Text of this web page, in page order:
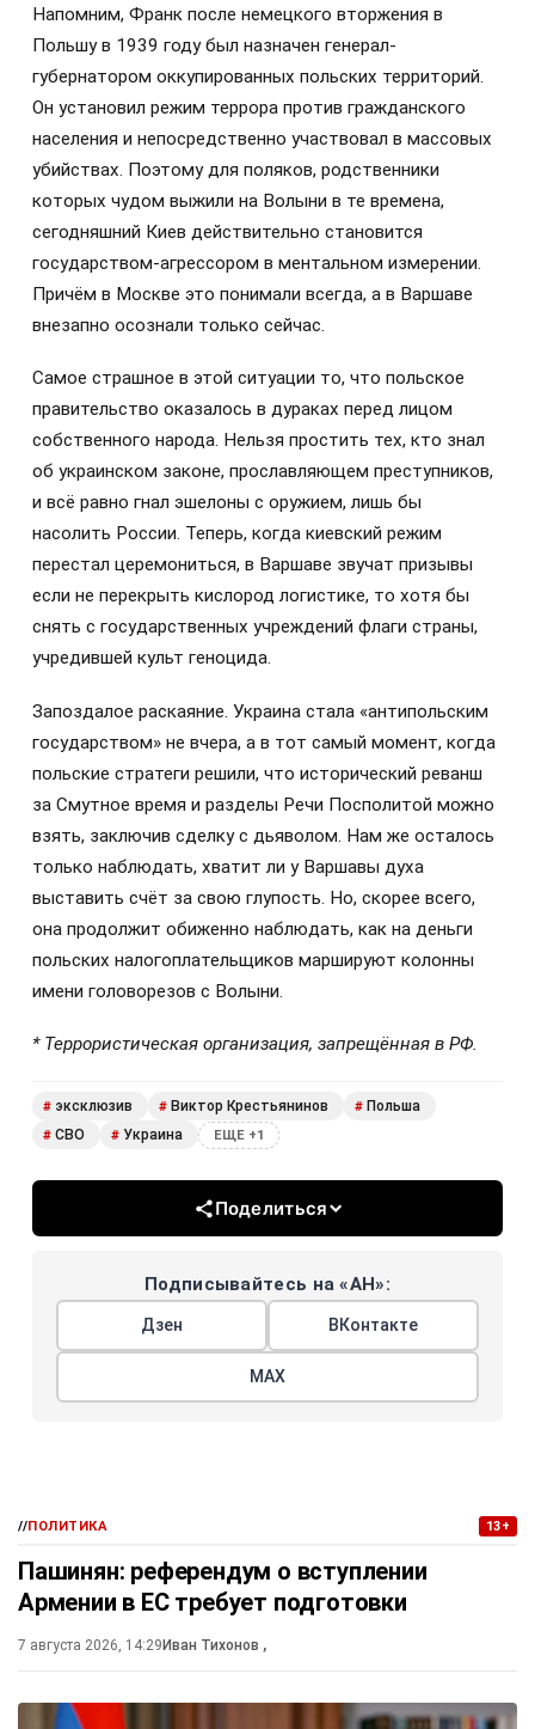
Напомним, Франк после немецкого вторжения в
Польшу в 1939 году был назначен генерал-
губернатором оккупированных польских территорий.
Он установил режим террора против гражданского
населения и непосредственно участвовал в массовых
убийствах. Поэтому для поляков, родственники
которых чудом выжили на Волыни в те времена,
сегодняшний Киев действительно становится
государством-агрессором в ментальном измерении.
Причём в Москве это понимали всегда, а в Варшаве
внезапно осознали только сейчас.
Самое страшное в этой ситуации то, что польское
правительство оказалось в дураках перед лицом
собственного народа. Нельзя простить тех, кто знал
об украинском законе, прославляющем преступников,
и всё равно гнал эшелоны с оружием, лишь бы
насолить России. Теперь, когда киевский режим
перестал церемониться, в Варшаве звучат призывы
если не перекрыть кислород логистике, то хотя бы
снять с государственных учреждений флаги страны,
учредившей культ геноцида.
Запоздалое раскаяние. Украина стала «антипольским
государством» не вчера, а в тот самый момент, когда
польские стратеги решили, что исторический реванш
за Смутное время и разделы Речи Посполитой можно
взять, заключив сделку с дьяволом. Нам же осталось
только наблюдать, хватит ли у Варшавы духа
выставить счёт за свою глупость. Но, скорее всего,
она продолжит обиженно наблюдать, как на деньги
польских налогоплательщиков маршируют колонны
имени головорезов с Волыни.
* Террористическая организация, запрещённая в РФ.
# эксклюзив # Виктор Крестьянинов # Польша
# СВО # Украина ЕЩЕ +1
Поделиться
Подписывайтесь на «АН»:
Дзен ВКонтакте
МАХ
//ПОЛИТИКА 13+
Пашинян: референдум о вступлении
Армении в ЕС требует подготовки
7 августа 2026, 14:29 Иван Тихонов ,